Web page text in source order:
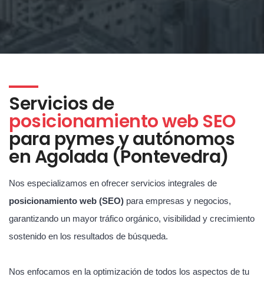
Servicios de
posicionamiento web SEO
para pymes y autónomos
en Agolada (Pontevedra)
Nos especializamos en ofrecer servicios integrales de
posicionamiento web (SEO) para empresas y negocios,
garantizando un mayor tráfico orgánico, visibilidad y crecimiento
sostenido en los resultados de búsqueda.
Nos enfocamos en la optimización de todos los aspectos de tu